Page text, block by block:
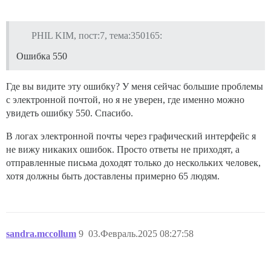
PHIL KIM, пост:7, тема:350165:
Ошибка 550
Где вы видите эту ошибку? У меня сейчас большие проблемы
с электронной почтой, но я не уверен, где именно можно
увидеть ошибку 550. Спасибо.
В логах электронной почты через графический интерфейс я
не вижу никаких ошибок. Просто ответы не приходят, а
отправленные письма доходят только до нескольких человек,
хотя должны быть доставлены примерно 65 людям.
sandra.mccollum 03.Февраль.2025 08:27:58
9